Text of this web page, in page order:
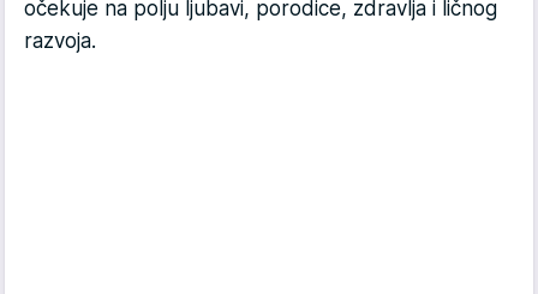
očekuje na polju ljubavi, porodice, zdravlja i ličnog
razvoja.